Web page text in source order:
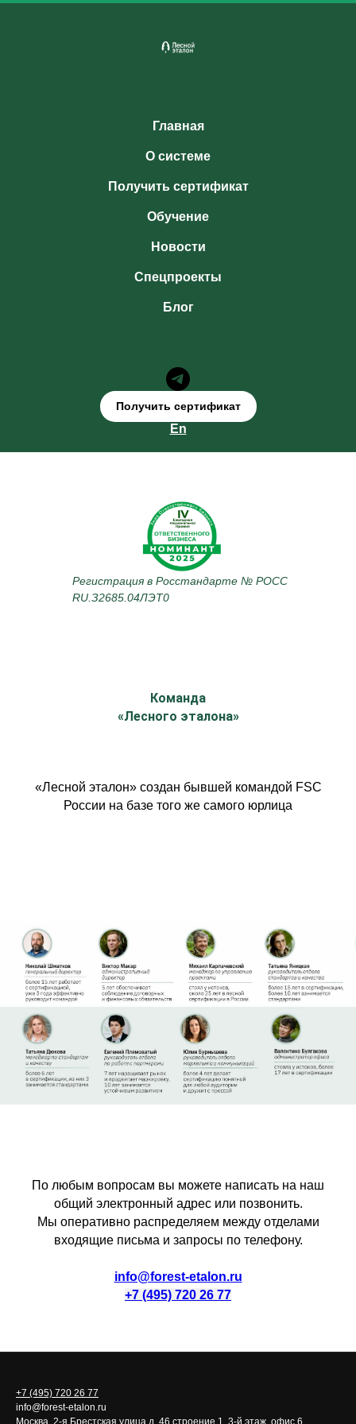
Главная
О системе
Получить сертификат
Обучение
Новости
Спецпроекты
Блог
Получить сертификат
En
Регистрация в Росстандарте № РОСС
RU.З2685.04ЛЭТ0
Команда
«Лесного эталона»
«Лесной эталон» создан бывшей командой FSC
России на базе того же самого юрлица
По любым вопросам вы можете написать на наш
общий электронный адрес или позвонить.
Мы оперативно распределяем между отделами
входящие письма и запросы по телефону.
info@forest-etalon.ru
+7 (495) 720 26 77
+7 (495) 720 26 77
info@forest-etalon.ru